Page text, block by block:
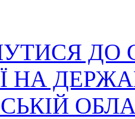
ДО
НА